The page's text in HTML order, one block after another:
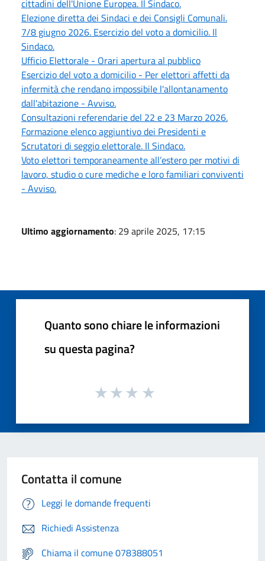
cittadini dell'Unione Europea. Il Sindaco.
Elezione diretta dei Sindaci e dei Consigli Comunali.
7/8 giugno 2026. Esercizio del voto a domicilio. Il
Sindaco.
Ufficio Elettorale - Orari apertura al pubblico
Esercizio del voto a domicilio - Per elettori affetti da
infermità che rendano impossibile l'allontanamento
dall'abitazione - Avviso.
Consultazioni referendarie del 22 e 23 Marzo 2026.
Formazione elenco aggiuntivo dei Presidenti e
Scrutatori di seggio elettorale. Il Sindaco.
Voto elettori temporaneamente all’estero per motivi di
lavoro, studio o cure mediche e loro familiari conviventi
- Avviso.
Ultimo aggiornamento: 29 aprile 2025, 17:15
Quanto sono chiare le informazioni
su questa pagina?
Contatta il comune
Leggi le domande frequenti
Richiedi Assistenza
Chiama il comune 078388051